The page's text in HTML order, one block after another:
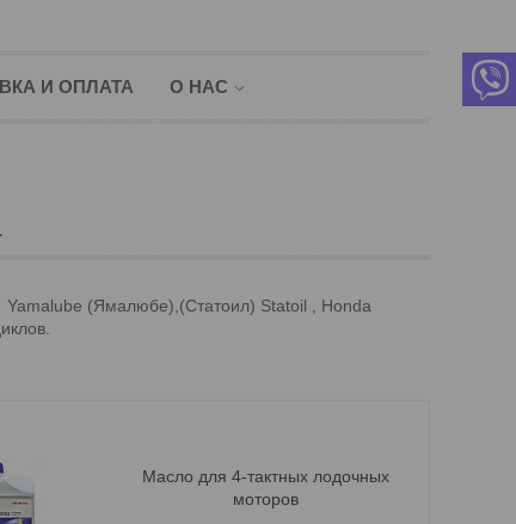
И ОПЛАТА О НАС
(Ямалюбе),(Статоил) Statoil , Honda
Масло для 4-тактных лодочных
моторов